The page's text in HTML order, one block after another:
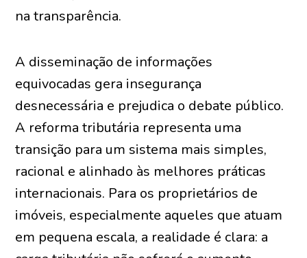
na transparência.
A disseminação de informações
equivocadas gera insegurança
desnecessária e prejudica o debate público.
A reforma tributária representa uma
transição para um sistema mais simples,
racional e alinhado às melhores práticas
internacionais. Para os proprietários de
imóveis, especialmente aqueles que atuam
em pequena escala, a realidade é clara: a